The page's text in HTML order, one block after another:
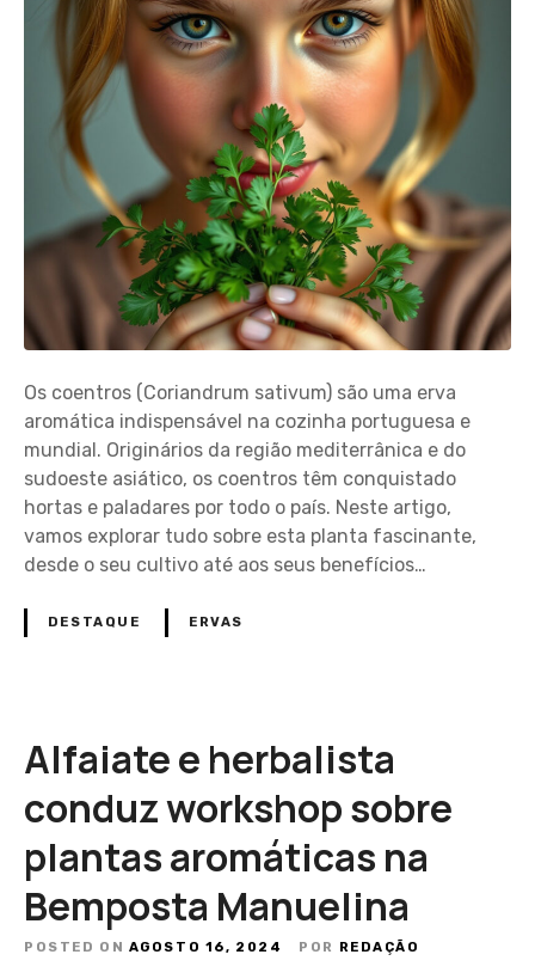
Os coentros (Coriandrum sativum) são uma erva
aromática indispensável na cozinha portuguesa e
mundial. Originários da região mediterrânica e do
sudoeste asiático, os coentros têm conquistado
hortas e paladares por todo o país. Neste artigo,
vamos explorar tudo sobre esta planta fascinante,
desde o seu cultivo até aos seus benefícios…
DESTAQUE ERVAS
Alfaiate e herbalista
conduz workshop sobre
plantas aromáticas na
Bemposta Manuelina
POSTED ON AGOSTO 16, 2024 POR REDAÇÃO